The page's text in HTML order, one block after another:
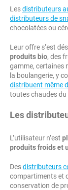
Lesdistributeurs
distributeurs de
chocolatées ou
Leur offre s’est
produits bio, des
gamme, certaines
la boulangerie, y
distribuent même
toutes chaudes
Les
L’utilisateur n’est
produits froids et
Desdistributeurs
compartiments et
conservation de